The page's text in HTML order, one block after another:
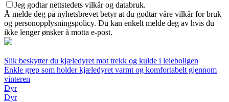
Jeg godtar nettstedets vilkår og databruk.
Å melde deg på nyhetsbrevet betyr at du godtar våre vilkår for bruk
og personopplysningspolicy. Du kan enkelt melde deg av hvis du
ikke lenger ønsker å motta e-post.
Slik beskytter du kjæledyret mot trekk og kulde i leieboligen
Enkle grep som holder kjæledyret varmt og komfortabelt gjennom
vinteren
Dyr
Dyr